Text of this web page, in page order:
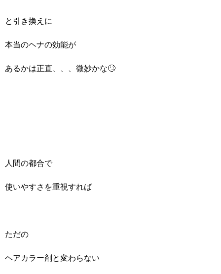
と引き換えに
本当のヘナの効能が
あるかは正直、、、微妙かな🙄
人間の都合で
使いやすさを重視すれば
ただの
ヘアカラー剤と変わらない